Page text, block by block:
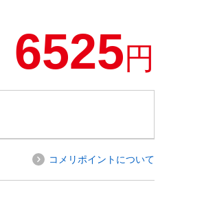
6525円
コメリポイントについて